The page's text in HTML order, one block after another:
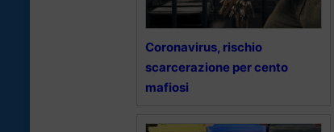
Coronavirus, rischio
scarcerazione per cento
mafiosi